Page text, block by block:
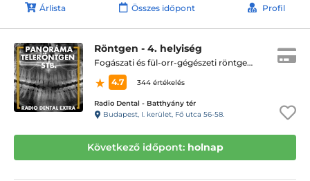
Árlista Összes időpont Profil
Röntgen - 4. helyiség
Fogászati és fül-orr-gégészeti röntgen, cbct készítése
4.7
344 értékelés
Radio Dental - Batthyány tér
Budapest, I. kerület, Fő utca 56-58.
Következő időpont: holnap